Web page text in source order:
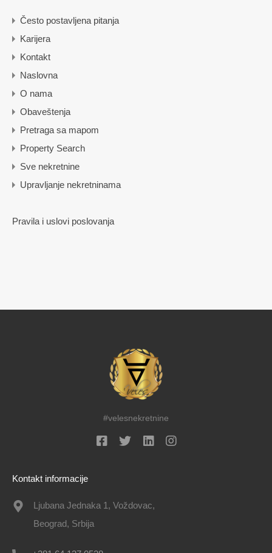
Često postavljena pitanja
Karijera
Kontakt
Naslovna
O nama
Obaveštenja
Pretraga sa mapom
Property Search
Sve nekretnine
Upravljanje nekretninama
Pravila i uslovi poslovanja
#velesnekretnine
Kontakt informacije
Ljubana Jednaka 1, Voždovac,
Beograd, Srbija